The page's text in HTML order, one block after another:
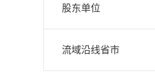
股东单位
流域沿线省市